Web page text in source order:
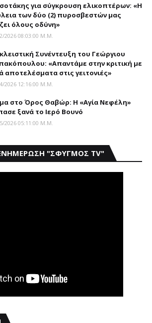
για σύγκρουση ελικοπτέρων: «Η
των δύο (2) πυροσβεστών μας
όλους οδύνη»
2026 08:03:00 Μ.μ.
Συνέντευξη του Γεώργιου
«Απαντάμε στην κριτική με
αποτελέσματα στις γειτονιές»
2026 12:16:00 Μ.μ.
στο Όρος Θαβώρ: H «Aγία Nεφέλη»
ξανά το Iερό Bουνό
2026 05:11:00 Μ.μ.
"ΣΦΥΓΜΟΣ TV"